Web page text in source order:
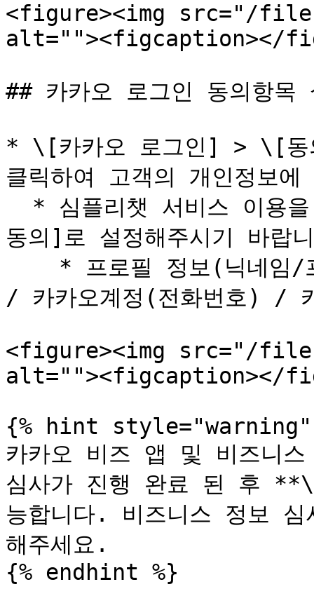
<figure><img src="/files/
alt=""><figcaption></
## 카카오 로그인 동의항목
* \[카카오 로그인] > \[
클릭하여 고객의 개인정보
동의]로 설정해주시기 바랍
/ 카카오계정(전화번호) /
<figure><img src="/files/
alt=""><figcaption></
{% hint style="warning"
카카오 비즈 앱 및 비즈니
심사가 진행 완료 된 후
능합니다. 비즈니스 정보
해주세요.
{% endhint %}